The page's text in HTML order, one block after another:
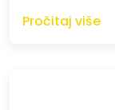
Pročitaj više